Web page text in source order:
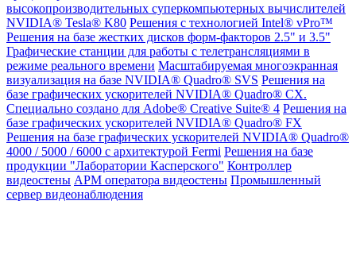
высокопроизводительных суперкомпьютерных вычислителей
NVIDIA® Tesla® K80 Решения с технологией Intel® vPro™
Решения на базе жестких дисков форм-факторов 2.5" и 3.5"
Графические станции для работы с телетрансляциями в
режиме реального времени Масштабируемая многоэкранная
визуализация на базе NVIDIA® Quadro® SVS Решения на
базе графических ускорителей NVIDIA® Quadro® CX.
Специально создано для Adobe® Creative Suite® 4 Решения на
базе графических ускорителей NVIDIA® Quadro® FX
Решения на базе графических ускорителей NVIDIA® Quadro®
4000 / 5000 / 6000 с архитектурой Fermi Решения на базе
продукции "Лаборатории Касперского" Контроллер
видеостены АРМ оператора видеостены Промышленный
сервер видеонаблюдения